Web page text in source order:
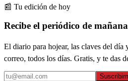
📰 Tu edición de hoy
Recibe el periódico de
El diario para hojear, las claves del
correo, todos los días. Gratis, y te das